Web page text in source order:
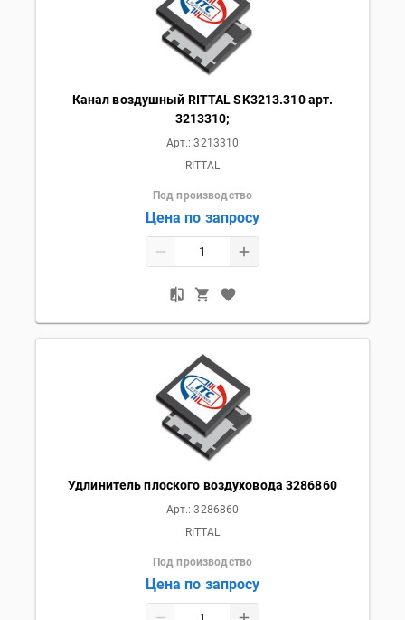
Канал воздушный RITTAL SK3213.310 арт.
3213310;
Арт.:3213310
RITTAL
Под производство
Цена по запросу
Удлинитель плоского воздуховода 3286860
Арт.:3286860
RITTAL
Под производство
Цена по запросу